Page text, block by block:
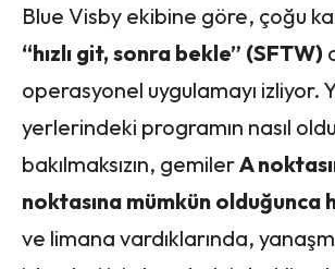
Blue Visby ekibine göre, çoğu
“hızlı git, sonra bekle” (SFTW)
operasyonel uygulamayı izliyor.
yerlerindeki programın nasıl
bakılmaksızın, gemilerA
noktasına mümkün olduğunca
ve limana vardıklarında,